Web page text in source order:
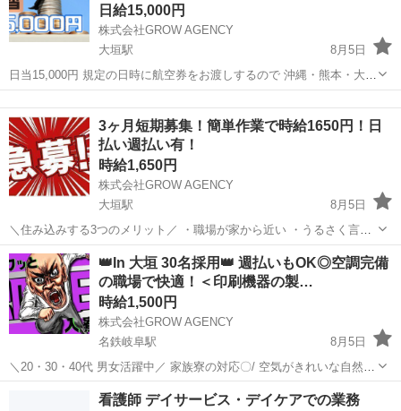
日給15,000円
株式会社GROW AGENCY
大垣駅
8月5日
日当15,000円 規定の日時に航空券をお渡しするので 沖縄・熊本・大分
に集まっていただき、 2週間程、船でのお仕事をお願いします！ ※内
容はケーブル検査の補助♪ 3食つきで食費も浮きます！
3ヶ月短期募集！簡単作業で時給1650円！日
払い週払い有！
時給1,650円
株式会社GROW AGENCY
大垣駅
8月5日
＼住み込みする3つのメリット／ ・職場が家から近い ・うるさく言っ
てくる親がいない快適空間 ・なんといっても無料で住める 車載用電子
部品の製造マシンオペレーター [組立機・検査機のオペレーター業
務]...
岐阜 大垣市 大垣駅 工場 時給
👑In 大垣 30名採用👑 週払いもOK◎空調完備
の職場で快適！＜印刷機器の製…
時給1,500円
株式会社GROW AGENCY
名鉄岐阜駅
8月5日
＼20・30・40代 男女活躍中／ 家族寮の対応〇/ 空気がきれいな自然あ
ふれる大自然に中で子育てしてみませんか??✨ 観光地、温泉がたくさ
んあり →御朱印集め、温泉やサウナで癒されませんか?? ...
大垣市 名鉄岐阜駅 工場 住み込み
看護師 デイサービス・デイケアでの業務